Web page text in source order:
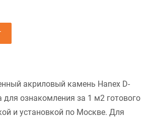
акриловый камень Hanex D-
для ознакомления за 1 м2 готового
и установкой по Москве. Для